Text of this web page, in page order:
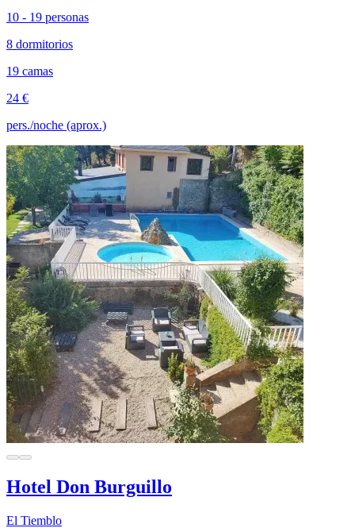
10 - 19 personas
8 dormitorios
19 camas
24 €
pers./noche (aprox.)
Hotel Don Burguillo
El Tiemblo